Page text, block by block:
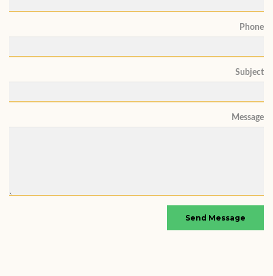
Phone
Subject
Message